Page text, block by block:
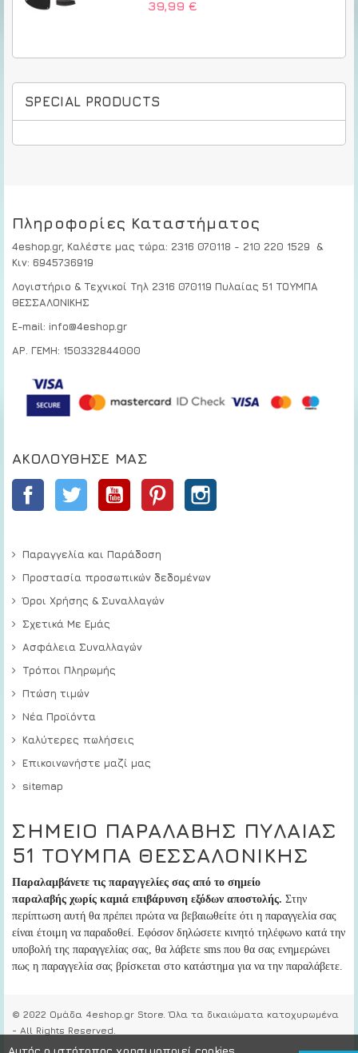
39,99 €
SPECIAL PRODUCTS
Πληροφορίες Καταστήματος
4eshop.gr, Καλέστε μας τώρα: 2316 070118 - 210 220 1529
&
Κιν: 6945736919
Λογιστήριο & Τεχνικοί Τηλ 2316 070119 Πυλαίας 51 ΤΟΥΜΠΑ
ΘΕΣΣΑΛΟΝΙΚΗΣ
E-mail: info@4eshop.gr
ΑΡ. ΓΕΜΗ: 150332844000
ΑΚΟΛΟΎΘΗΣΕ ΜΑΣ
Facebook Twitter YouTube Pinterest
Παραγγελία και Παράδοση
Προστασία προσωπικών δεδομένων
Όροι Χρήσης & Συναλλαγών
Σχετικά Με Εμάς
Ασφάλεια Συναλλαγών
Τρόποι Πληρωμής
Πτώση τιμών
Νέα Προϊόντα
Καλύτερες πωλήσεις
Επικοινωνήστε μαζί μας
sitemap
ΣΗΜΕΙΟ ΠΑΡΑΛΑΒΗΣ ΠΥΛΑΙΑΣ
51 ΤΟΥΜΠΑ ΘΕΣΣΑΛΟΝΙΚΗΣ
Παραλαμβάνετε τις παραγγελίες σας από το σημείο
παραλαβής χωρίς καμιά επιβάρυνση εξόδων αποστολής. Στην
περίπτωση αυτή θα πρέπει πρώτα να βεβαιωθείτε ότι η παραγγελία σας
είναι έτοιμη να παραδοθεί. Εφόσον δηλώσετε κινητό τηλέφωνο κατά την
υποβολή της παραγγελίας σας, θα λάβετε sms που θα σας ενημερώνει
πως η παραγγελία σας βρίσκεται στο κατάστημα για να την παραλάβετε.
© 2022 Ομάδα 4eshop.gr Store. Όλα τα δικαιώματα κατοχυρωμένα
- All Rights Reserved.
Αυτός ο ιστότοπος χρησιμοποιεί cookies.